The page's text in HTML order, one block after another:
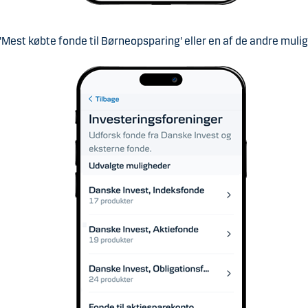
købte fonde til Børneopsparing' eller en af de andre